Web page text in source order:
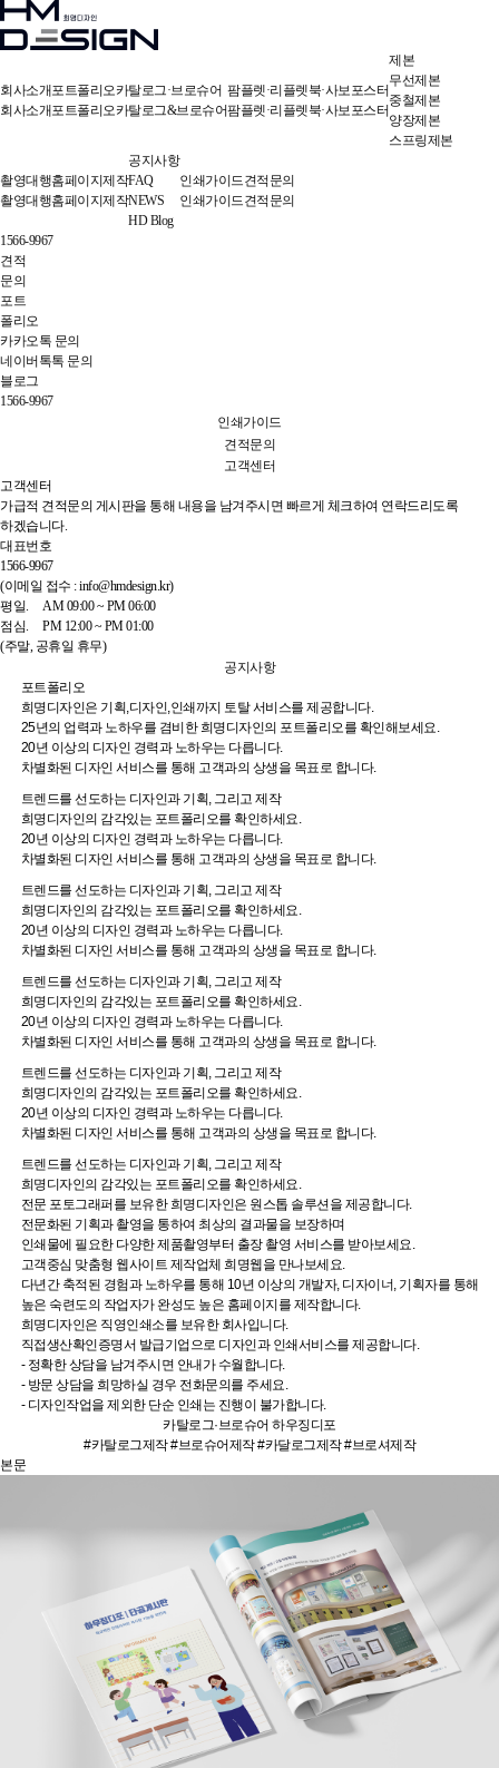
회사소개
회사소개
포트폴리오
포트폴리오
카탈로그·브로슈어
카탈로그&브로슈어
팜플렛·리플렛
팜플렛·리플렛
북·사보
북·사보
포스터
포스터
제본
무선제본
중철제본
양장제본
스프링제본
촬영대행
촬영대행
홈페이지제작
홈페이지제작
공지사항
FAQ
NEWS
HD Blog
인쇄가이드
인쇄가이드
견적문의
견적문의
1566-9967
견적
문의
포트
폴리오
카카오톡 문의
네이버톡톡 문의
블로그
1566-9967
인쇄가이드
견적문의
고객센터
고객센터
가급적 견적문의 게시판을 통해 내용을 남겨주시면 빠르게 체크하여 연락드리도록
하겠습니다.
대표번호
1566-9967
(이메일 접수 : info@hmdesign.kr)
평일.
AM 09:00 ~ PM 06:00
점심.
PM 12:00 ~ PM 01:00
(주말, 공휴일 휴무)
공지사항
포트폴리오
희명디자인은 기획,디자인,인쇄까지 토탈 서비스를 제공합니다.
25년의 업력과 노하우를 겸비한 희명디자인의 포트폴리오를 확인해보세요.
20년 이상의 디자인 경력과 노하우는 다릅니다.
차별화된 디자인 서비스를 통해 고객과의 상생을 목표로 합니다.
트렌드를 선도하는 디자인과 기획, 그리고 제작
희명디자인의 감각있는 포트폴리오를 확인하세요.
20년 이상의 디자인 경력과 노하우는 다릅니다.
차별화된 디자인 서비스를 통해 고객과의 상생을 목표로 합니다.
트렌드를 선도하는 디자인과 기획, 그리고 제작
희명디자인의 감각있는 포트폴리오를 확인하세요.
20년 이상의 디자인 경력과 노하우는 다릅니다.
차별화된 디자인 서비스를 통해 고객과의 상생을 목표로 합니다.
트렌드를 선도하는 디자인과 기획, 그리고 제작
희명디자인의 감각있는 포트폴리오를 확인하세요.
20년 이상의 디자인 경력과 노하우는 다릅니다.
차별화된 디자인 서비스를 통해 고객과의 상생을 목표로 합니다.
트렌드를 선도하는 디자인과 기획, 그리고 제작
희명디자인의 감각있는 포트폴리오를 확인하세요.
20년 이상의 디자인 경력과 노하우는 다릅니다.
차별화된 디자인 서비스를 통해 고객과의 상생을 목표로 합니다.
트렌드를 선도하는 디자인과 기획, 그리고 제작
희명디자인의 감각있는 포트폴리오를 확인하세요.
전문 포토그래퍼를 보유한 희명디자인은 원스톱 솔루션을 제공합니다.
전문화된 기획과 촬영을 통하여 최상의 결과물을 보장하며
인쇄물에 필요한 다양한 제품촬영부터 출장 촬영 서비스를 받아보세요.
고객중심 맞춤형 웹사이트 제작업체 희명웹을 만나보세요.
다년간 축적된 경험과 노하우를 통해 10년 이상의 개발자, 디자이너, 기획자를 통해
높은 숙련도의 작업자가 완성도 높은 홈페이지를 제작합니다.
희명디자인은 직영인쇄소를 보유한 회사입니다.
직접생산확인증명서 발급기업으로 디자인과 인쇄서비스를 제공합니다.
- 정확한 상담을 남겨주시면 안내가 수월합니다.
- 방문 상담을 희망하실 경우 전화문의를 주세요.
- 디자인작업을 제외한 단순 인쇄는 진행이 불가합니다.
카탈로그·브로슈어 하우징디포
#카탈로그제작 #브로슈어제작 #카달로그제작 #브로셔제작
본문